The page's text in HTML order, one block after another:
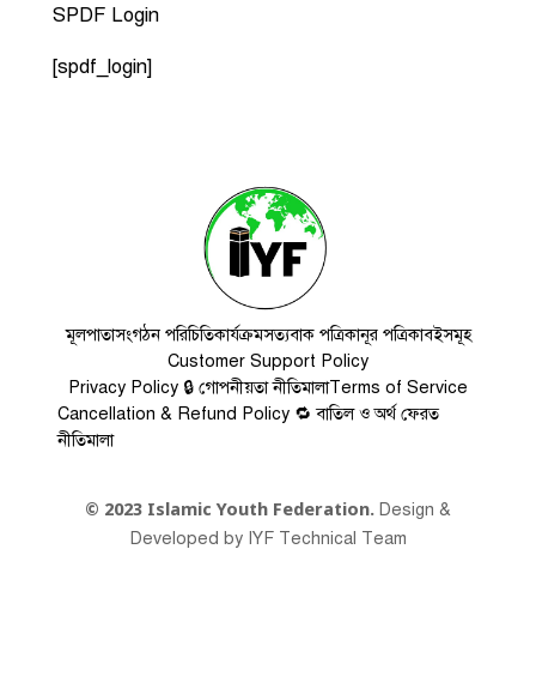
SPDF Login
[spdf_login]
মূলপাতাসংগঠন পরিচিতিকার্যক্রমসত্যবাক পত্রিকানূর পত্রিকাবইসমূহ
Customer Support Policy
Privacy Policy 🔒 গোপনীয়তা নীতিমালাTerms of Service
Cancellation & Refund Policy 🔁 বাতিল ও অর্থ ফেরত
নীতিমালা
© 2023 Islamic Youth Federation. Design &
Developed by IYF Technical Team